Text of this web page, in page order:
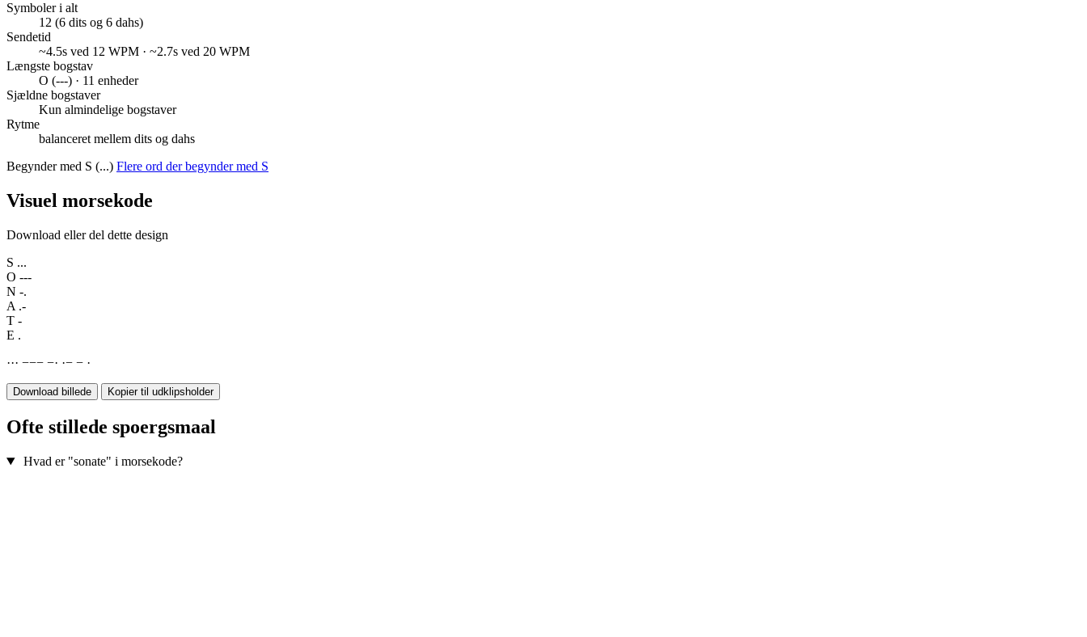
Symboler i alt
12 (6 dits og 6 dahs)
Sendetid
~4.5s ved 12 WPM · ~2.7s ved 20 WPM
Længste bogstav
O (---) · 11 enheder
Sjældne bogstaver
Kun almindelige bogstaver
Rytme
balanceret mellem dits og dahs
Begynder med S (...) Flere ord der begynder med S
Visuel morsekode
Download eller del dette design
S ...
O ---
N -.
A .-
T -
E .
··· −−− −· ·− − ·
Download billede Kopier til udklipsholder
Ofte stillede spoergsmaal
Hvad er "sonate" i morsekode?